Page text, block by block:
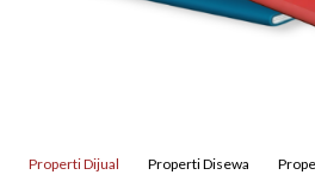
Properti Dijual Properti Disewa